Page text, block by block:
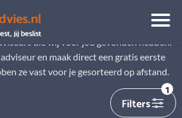
jij beslist
die wij voor jou gevonden hebben.
en maak direct een gratis eerste
ze vast voor je gesorteerd op afstand.
Filters
1